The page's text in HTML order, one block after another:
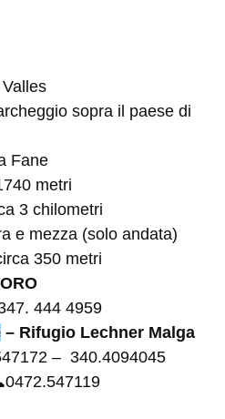
sopra il paese di
Fane
metri
3 chilometri
e mezza (solo andata)
350 metri
444 4959
– Rifugio Lechner Malga
– 340.4094045
0472.547119